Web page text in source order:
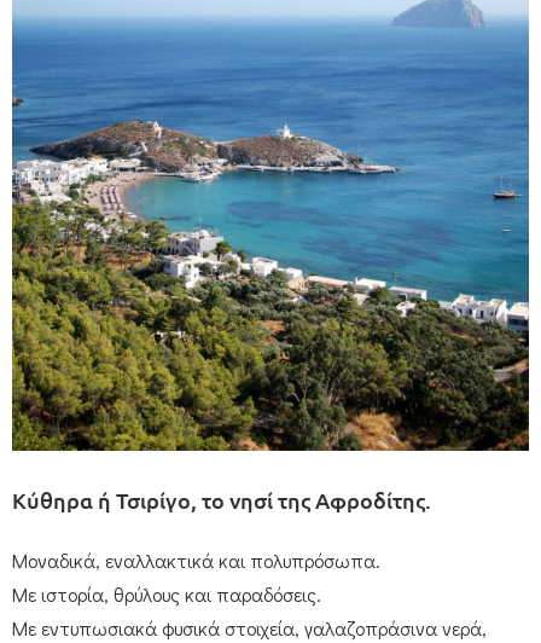
Κύθηρα ή Τσιρίγο, το νησί της Αφροδίτης.
Μοναδικά, εναλλακτικά και πολυπρόσωπα.
Με ιστορία, θρύλους και παραδόσεις.
Με εντυπωσιακά φυσικά στοιχεία, γαλαζοπράσινα νερά,